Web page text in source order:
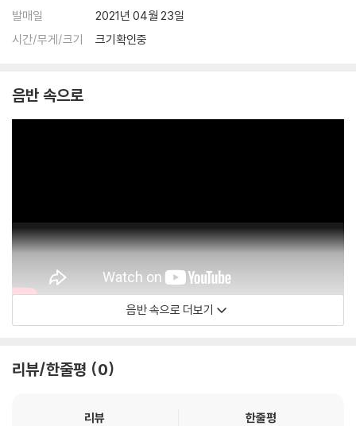
발매일
2021년 04월 23일
시간/무게/크기
크기확인중
음반 속으로
Freddie De Tommaso - 주제
음반 속으로 더보기
리뷰/한줄평 0
리뷰
한줄평